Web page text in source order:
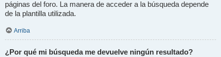
páginas del foro. La manera de acceder a la búsqueda depende
de la plantilla utilizada.
Arriba
¿Por qué mi búsqueda me devuelve ningún resultado?